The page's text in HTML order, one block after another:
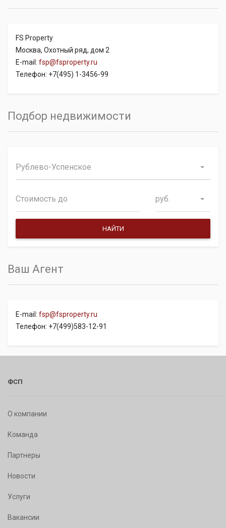
FS Property
Москва, Охотный ряд, дом 2
E-mail: fsp@fsproperty.ru
Телефон: +7(495) 1-3456-99
Подбор недвижимости
Рублево-Успенское
руб.
Ваш Агент
E-mail: fsp@fsproperty.ru
Телефон: +7(499)583-12-91
ФСП
О компании
Команда
Партнеры
Новости
Услуги
Вакансии